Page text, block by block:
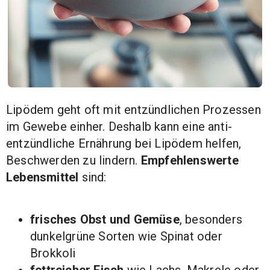
Lipödem geht oft mit entzündlichen Prozessen
im Gewebe einher. Deshalb kann eine anti-
entzündliche Ernährung bei Lipödem helfen,
Beschwerden zu lindern. Empfehlenswerte
Lebensmittel sind:
frisches Obst und Gemüse, besonders
dunkelgrüne Sorten wie Spinat oder
Brokkoli